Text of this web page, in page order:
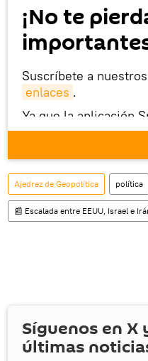
¡No te
Suscríbete a
enlaces .
Ya que la aplicación
este enlace puedes
Ajedrez de Geopolítica política
📰 Escalada entre EEUU, Israel e
Síguenos en X
últimas